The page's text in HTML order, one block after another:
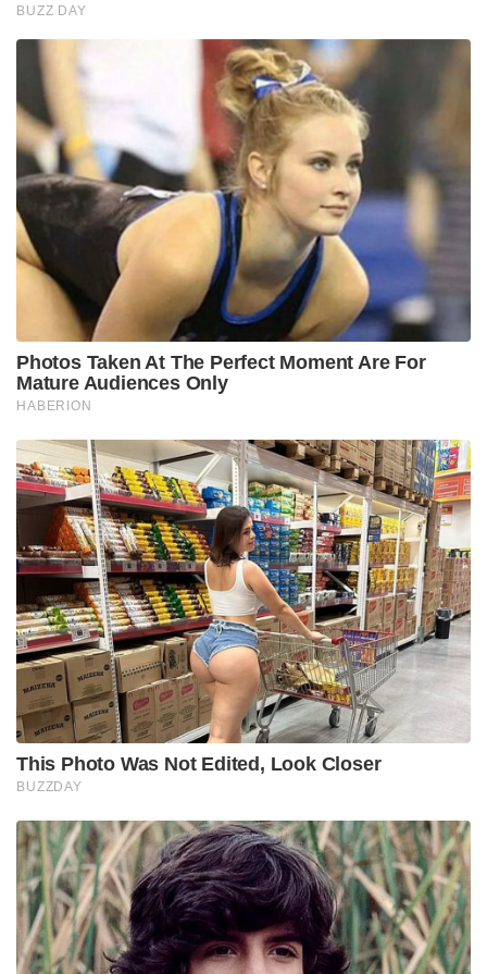
BUZZ DAY
Photos Taken At The Perfect Moment Are For
Mature Audiences Only
HABERION
This Photo Was Not Edited, Look Closer
BUZZDAY